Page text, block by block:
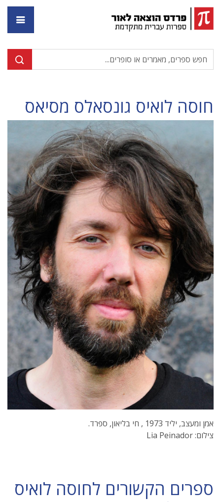
חוסה לואיס גונסאלס מסיאס
אמן ומעצב, יליד 1973 , חי בליאון, ספרד.
צילום: Lia Peinador
ספרים הקשורים לחוסה לואיס